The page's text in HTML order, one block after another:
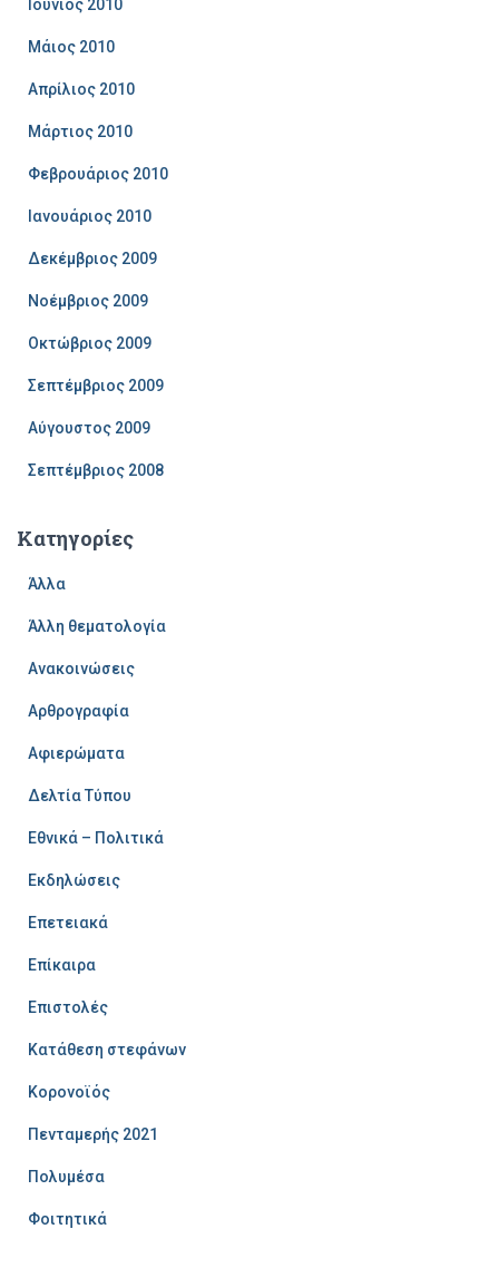
Ιούνιος 2010
Μάιος 2010
Απρίλιος 2010
Μάρτιος 2010
Φεβρουάριος 2010
Ιανουάριος 2010
Δεκέμβριος 2009
Νοέμβριος 2009
Οκτώβριος 2009
Σεπτέμβριος 2009
Αύγουστος 2009
Σεπτέμβριος 2008
Kατηγορίες
Άλλα
Άλλη θεματολογία
Ανακοινώσεις
Αρθρογραφία
Αφιερώματα
Δελτία Τύπου
Εθνικά – Πολιτικά
Εκδηλώσεις
Επετειακά
Επίκαιρα
Επιστολές
Κατάθεση στεφάνων
Κορονοϊός
Πενταμερής 2021
Πολυμέσα
Φοιτητικά